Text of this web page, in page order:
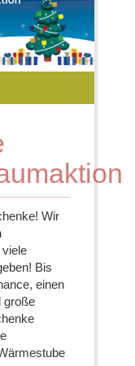
Wir
Bis
einen
große